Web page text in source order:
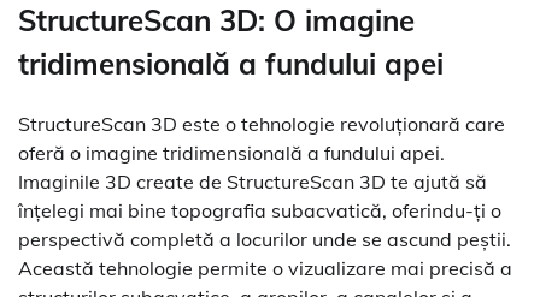
StructureScan 3D: O imagine
tridimensională a fundului apei
StructureScan 3D este o tehnologie revoluționară care
oferă o imagine tridimensională a fundului apei.
Imaginile 3D create de StructureScan 3D te ajută să
înțelegi mai bine topografia subacvatică, oferindu-ți o
perspectivă completă a locurilor unde se ascund peștii.
Această tehnologie permite o vizualizare mai precisă a